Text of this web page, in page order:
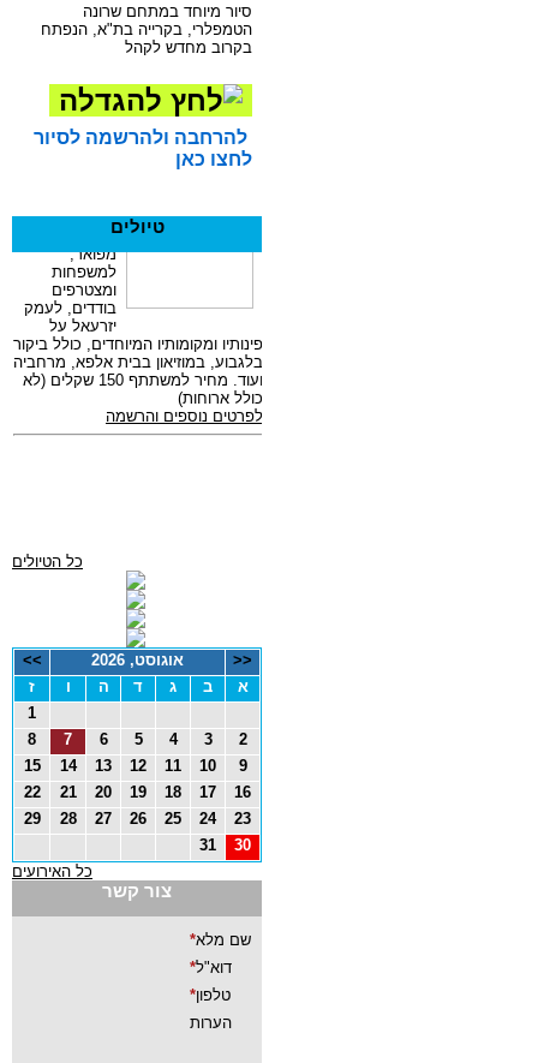
סיור מיוחד במתחם שרונה
הטמפלרי, בקרייה בת"א, הנפתח
בקרוב מחדש לקהל
להרחבה ולהרשמה לסיור
לחצו כאן
טיולים
כל הטיולים
<< אוגוסט, 2026
>>
א
ב ג ד ה ו
ז
1
2
3
4
5
6
7
8
9
10
11
12
13
14
15
16
17
18
19
20
21
22
23
24
25
26
27
28
29
30
31
כל האירועים
צור קשר